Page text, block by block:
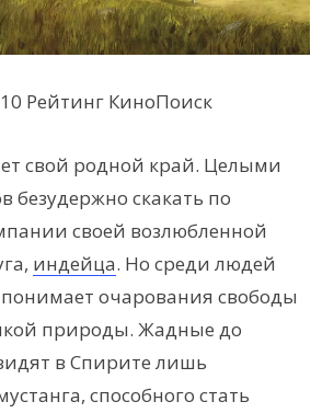
Рейтинг КиноПоиск
свой родной край. Целыми
безудержно скакать по
своей возлюбленной
индейца. Но среди людей
понимает очарования свободы
природы. Жадные до
в Спирите лишь
способного стать